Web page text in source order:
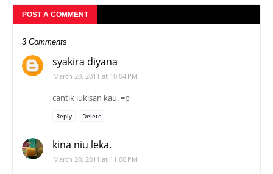
POST A COMMENT
3 Comments
syakira diyana
March 20, 2011 at 10:04 PM
cantik lukisan kau. =p
Reply Delete
kina niu leka.
March 20, 2011 at 11:00 PM